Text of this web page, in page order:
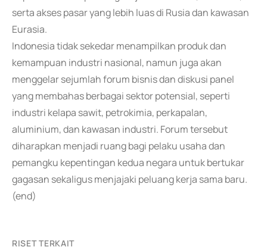
serta akses pasar yang lebih luas di Rusia dan kawasan
Eurasia.
Indonesia tidak sekedar menampilkan produk dan
kemampuan industri nasional, namun juga akan
menggelar sejumlah forum bisnis dan diskusi panel
yang membahas berbagai sektor potensial, seperti
industri kelapa sawit, petrokimia, perkapalan,
aluminium, dan kawasan industri. Forum tersebut
diharapkan menjadi ruang bagi pelaku usaha dan
pemangku kepentingan kedua negara untuk bertukar
gagasan sekaligus menjajaki peluang kerja sama baru.
(end)
RISET TERKAIT